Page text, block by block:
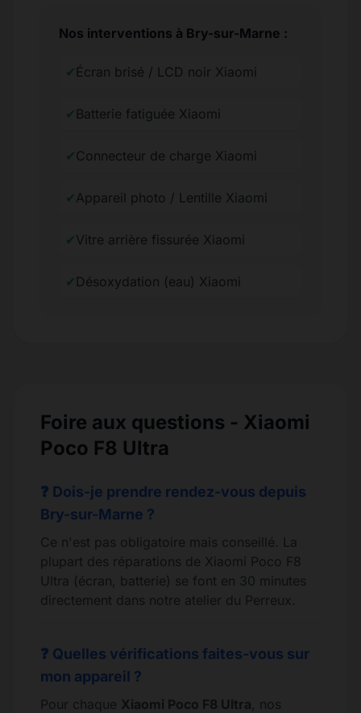
Nos interventions à Bry-sur-Marne :
✔ Écran brisé / LCD noir Xiaomi
✔ Batterie fatiguée Xiaomi
✔Connecteur de charge Xiaomi
✔Appareil photo / Lentille Xiaomi
✔Vitre arrière fissurée Xiaomi
✔ Désoxydation (eau) Xiaomi
Foire aux questions - Xiaomi
Poco F8 Ultra
❓ Dois-je prendre rendez-vous depuis
Bry-sur-Marne ?
Ce n'est pas obligatoire mais conseillé. La
plupart des réparations de Xiaomi Poco F8
Ultra (écran, batterie) se font en 30 minutes
directement dans notre atelier du Perreux.
❓ Quelles vérifications faites-vous sur
mon appareil ?
Pour chaque Xiaomi Poco F8 Ultra, nos